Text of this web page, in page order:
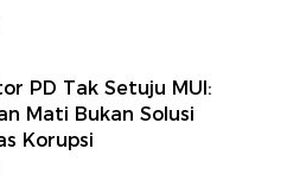
PD Tak Setuju MUI:
Mati Bukan Solusi
Korupsi